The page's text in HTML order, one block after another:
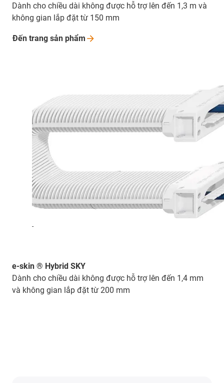
Dành cho chiều dài không được hỗ trợ lên đến 1,3 m và
không gian lắp đặt từ 150 mm
Đến trang sản phẩm
-
e-skin ® Hybrid SKY
Dành cho chiều dài không được hỗ trợ lên đến 1,4 mm
và không gian lắp đặt từ 200 mm